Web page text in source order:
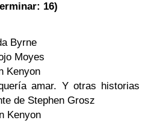
16)
Byrne
Moyes
Kenyon
amar. Y otras historias
de Stephen Grosz
Kenyon